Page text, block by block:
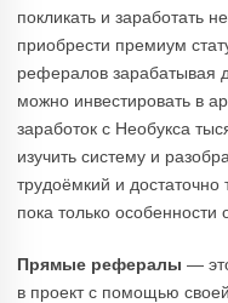
покликать и заработать
приобрести премиум
рефералов зарабатывая
можно инвестировать в
заработок с Необукса
изучить систему и
трудоёмкий и
пока только особенности
Прямые рефералы —
в проект с помощью